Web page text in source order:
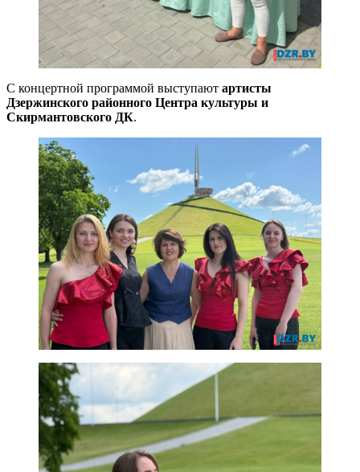
С концертной программой выступают артисты
Дзержинского районного Центра культуры и
Скирмантовского ДК.